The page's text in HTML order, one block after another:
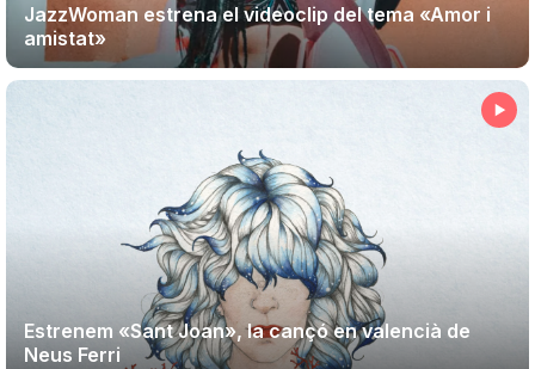
JazzWoman estrena el videoclip del tema «Amor i
amistat»
Estrenem «Sant Joan», la cançó en valencià de
Neus Ferri